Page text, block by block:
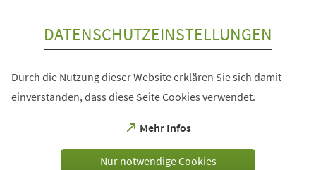
DATENSCHUTZEINSTELLUNGEN
Durch die Nutzung dieser Website erklären Sie sich damit
einverstanden, dass diese Seite Cookies verwendet.
Mehr Infos
(Öffnet
einem
Nur notwendige Cookies